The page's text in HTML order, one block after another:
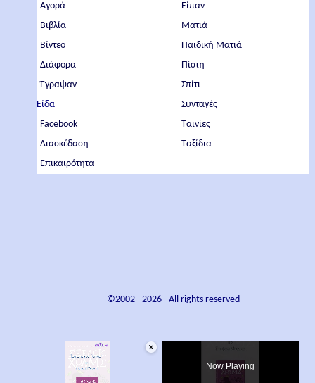
Αγορά
Βιβλία
Βίντεο
Διάφορα
Έγραψαν
Είδα
Facebook
Διασκέδαση
Επικαιρότητα
Είπαν
Ματιά
Παιδική Ματιά
Πίστη
Σπίτι
Συνταγές
Ταινίες
Ταξίδια
©2002 - 2026- All rights reserved
×
Now Playing